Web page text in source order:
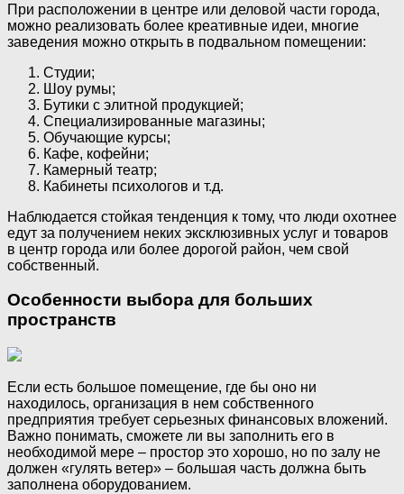
При расположении в центре или деловой части города,
можно реализовать более креативные идеи, многие
заведения можно открыть в подвальном помещении:
Студии;
Шоу румы;
Бутики с элитной продукцией;
Специализированные магазины;
Обучающие курсы;
Кафе, кофейни;
Камерный театр;
Кабинеты психологов и т.д.
Наблюдается стойкая тенденция к тому, что люди охотнее
едут за получением неких эксклюзивных услуг и товаров
в центр города или более дорогой район, чем свой
собственный.
Особенности выбора для больших
пространств
Если есть большое помещение, где бы оно ни
находилось, организация в нем собственного
предприятия требует серьезных финансовых вложений.
Важно понимать, сможете ли вы заполнить его в
необходимой мере – простор это хорошо, но по залу не
должен «гулять ветер» – большая часть должна быть
заполнена оборудованием.